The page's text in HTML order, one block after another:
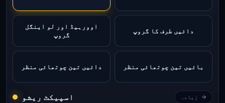
اوورہیڈ اور لو اینگل
گروپ
دائیں طرف کا گروپ
دائیں تین چوتھائی منظر بائیں تین چوتھائی منظر
اسپیکٹ ریشو زیادہ